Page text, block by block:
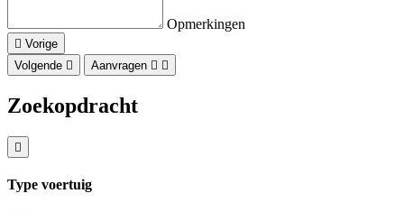
Opmerkingen
Vorige
Volgende
Aanvragen
Zoekopdracht
Type voertuig